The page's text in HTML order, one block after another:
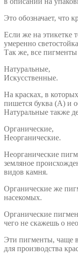
Это обозначает, что
Если же на этикетке
умеренно
Так же, все пигменты
Натуральные,
Искусственные.
На красках, в
пишется буква (А) и
Натуральные также
Органические,
Неорганические.
Неорганические
земляное
видов камня.
Органические же
насекомых.
Органические
чего не скажешь о
Эти пигменты, чаще
для производства